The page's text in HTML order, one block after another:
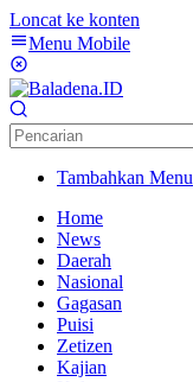
Loncat ke konten
Menu Mobile
Tambahkan Menu
Home
News
Daerah
Nasional
Gagasan
Puisi
Zetizen
Kajian